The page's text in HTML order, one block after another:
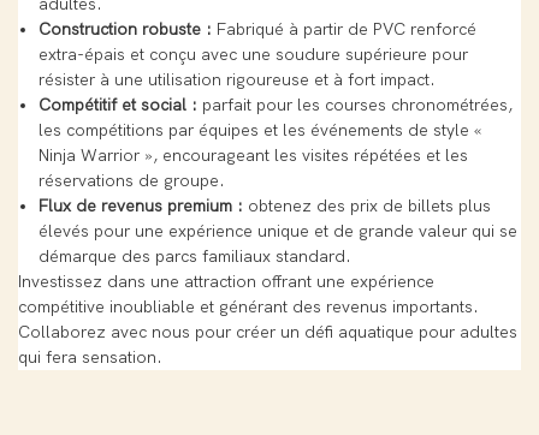
adultes.
Construction robuste : Fabriqué à partir de PVC renforcé
extra-épais et conçu avec une soudure supérieure pour
résister à une utilisation rigoureuse et à fort impact.
Compétitif et social : parfait pour les courses chronométrées,
les compétitions par équipes et les événements de style «
Ninja Warrior », encourageant les visites répétées et les
réservations de groupe.
Flux de revenus premium : obtenez des prix de billets plus
élevés pour une expérience unique et de grande valeur qui se
démarque des parcs familiaux standard.
Investissez dans une attraction offrant une expérience
compétitive inoubliable et générant des revenus importants.
Collaborez avec nous pour créer un défi aquatique pour adultes
qui fera sensation.